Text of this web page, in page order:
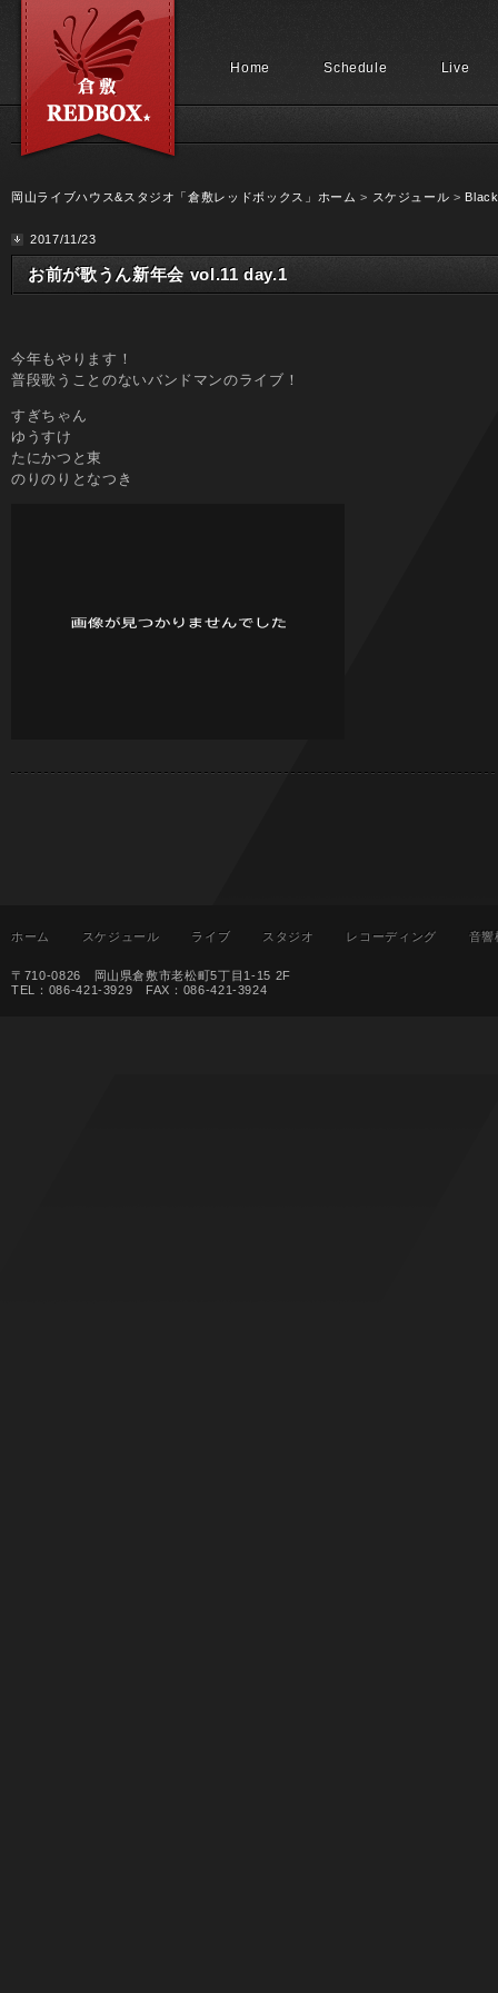
Home Schedule Live
岡山ライブハウス&スタジオ「倉敷レッドボックス」ホーム > スケジュール >
2017/11/23
お前が歌うん新年会 vol.11 day.1
今年もやります！
普段歌うことのないバンドマンのライブ！
すぎちゃん
ゆうすけ
たにかつと東
のりのりとなつき
ホーム スケジュール ライブ スタジオ レコーディング 音響
〒710-0826 岡山県倉敷市老松町5丁目1-15 2F
TEL：086-421-3929 FAX：086-421-3924